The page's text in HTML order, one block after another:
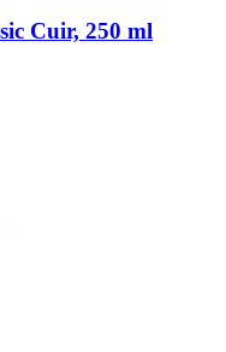
Cuir, 250 ml